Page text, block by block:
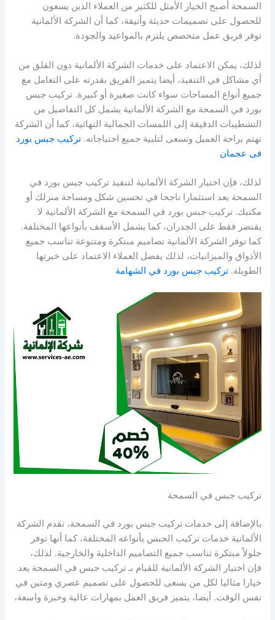
السمحة أصبح الخيار الأمثل للكثير من العملاء الذين يسعون
للحصول على تصميمات حديثة وأنيقة، كما أن الشركة الألمانية
توفر فريق عمل متخصص يلتزم بالمواعيد والجودة.
لذلك، يمكن الاعتماد على خدمات الشركة الألمانية دون القلق من
أي مشاكل في التنفيذ، أيضا يتميز الفريق بقدرته على التعامل مع
جميع أنواع المساحات سواء كانت صغيرة أو كبيرة. تركيب جبس
بورد في السمحة مع الشركة الألمانية يشمل كل التفاصيل من
التشطيبات الدقيقة إلى اللمسات الجمالية النهائية، كما أن الشركة
تهتم براحة العميل وتسعى لتلبية جميع احتياجاته.تركيب جبس بورد
فى عجمان
لذلك، فإن اختيار الشركة الألمانية لتنفيذ تركيب جبس بورد في
السمحة يعد استثمارا ناجحا في تحسين شكل ومساحة منزلك أو
مكتبك. تركيب جبس بورد في السمحة مع الشركة الألمانية لا
يقتصر فقط على الجدران، كما يشمل الأسقف بأنواعها المختلفة.
كما توفر الشركة الألمانية تصاميم مبتكرة ومتنوعة تناسب جميع
الأذواق والميزانيات، لذلك يفضل العملاء الاعتماد على خبرتها
الطويلة.تركيب جبس بورد في الشهامة
تركيب جبس في السمحة
بالإضافة إلى خدمات تركيب جبس بورد في السمحة، تقدم الشركة
الألمانية خدمات تركيب الجبس بأنواعه المختلفة، كما أنها توفر
حلولاً مبتكرة تناسب جميع التصاميم الداخلية والخارجية. لذلك،
فإن اختيار الشركة الألمانية للقيام بـ تركيب جبس في السمحة يعد
خيارا مثاليا لكل من يسعى للحصول على تصميم عصري ومتين في
نفس الوقت. أيضا، يتميز فريق العمل بمهارات عالية وخبرة واسعة،